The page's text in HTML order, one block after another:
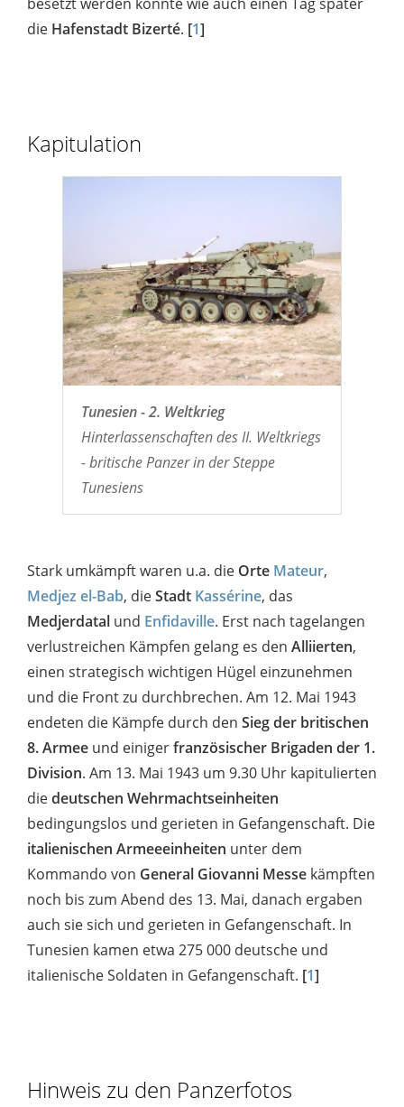
die Hafenstadt Bizerté. [1]
Kapitulation
Tunesien - 2. Weltkrieg
Hinterlassenschaften des II. Weltkriegs
- britische Panzer in der Steppe
Tunesiens
Stark umkämpft waren u.a. die Orte Mateur,
Medjez el-Bab, dieStadt Kassérine, das
Medjerdatal und Enfidaville. Erst nach tagelangen
verlustreichen Kämpfen gelang es den Alliierten,
einen strategisch wichtigen Hügel einzunehmen
und die Front zu durchbrechen. Am 12. Mai 1943
endeten die Kämpfe durch den Sieg der britischen
8. Armee und einigerfranzösischer Brigaden der 1.
Division. Am 13. Mai 1943 um 9.30 Uhr kapitulierten
diedeutschen Wehrmachtseinheiten
bedingungslos und gerieten in Gefangenschaft. Die
italienischen Armeeeinheiten unter dem
Kommando von General Giovanni Messe kämpften
noch bis zum Abend des 13. Mai, danach ergaben
auch sie sich und gerieten in Gefangenschaft. In
Tunesien kamen etwa 275 000 deutsche und
italienische Soldaten in Gefangenschaft. [1]
Hinweis zu den Panzerfotos